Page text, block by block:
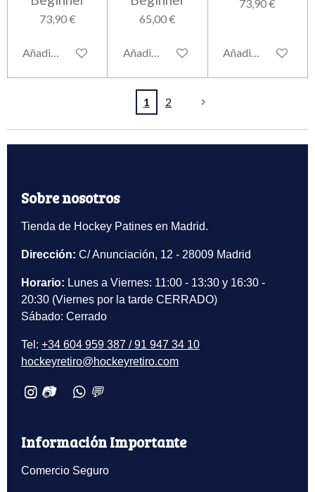
73,90 €
Añadir al carrito
65,00 €
Añadir al carrito
73,90 €
Añadir al carrito
1 2
Sobre nosotros
Tienda de Hockey Patines en Madrid.
Dirección: C/ Anunciación, 12 - 28009 Madrid
Horario: Lunes a Viernes: 11:00 - 13:30 y 16:30 -
20:30 (Viernes por la tarde CERRADO)
Sábado: Cerrado
Tel: +34 604 959 387 / 91 947 34 10
hockeyretiro@hockeyretiro.com
📷 💬
Información Importante
Comercio Seguro